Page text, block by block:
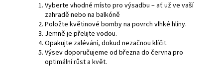
Vyberte vhodné místo pro výsadbu – ať už ve vaší
zahradě nebo na balkóně
Položte květinové bomby na povrch vlhké hlíny.
Jemně je přelijte vodou.
Opakujte zalévání, dokud nezačnou klíčit.
Výsev doporučujeme od března do června pro
optimální růst a květ.